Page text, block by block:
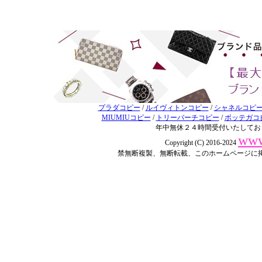
プラダコピー / ルイヴィトンコピー / シャネルコピ
MIUMIUコピー / トリーバーチコピー /ボッテガコ
年中無休２４時間受付いたして
Copyright (C) 2016-2024
禁無断複製、無断転載、このホームページ